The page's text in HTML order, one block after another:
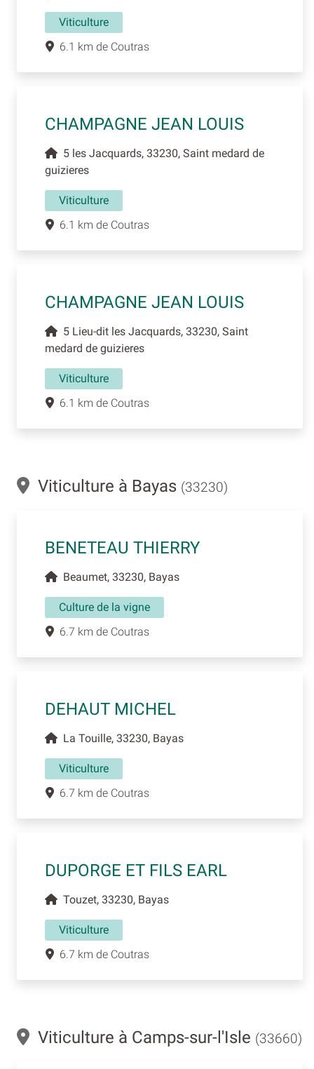
Viticulture
6.1 km de Coutras
CHAMPAGNE JEAN LOUIS
5 les Jacquards, 33230, Saint medard de
guizieres
Viticulture
6.1 km de Coutras
CHAMPAGNE JEAN LOUIS
5 Lieu-dit les Jacquards, 33230, Saint
medard de guizieres
Viticulture
6.1 km de Coutras
Viticulture à Bayas (33230)
BENETEAU THIERRY
Beaumet, 33230, Bayas
Culture de la vigne
6.7 km de Coutras
DEHAUT MICHEL
La Touille, 33230, Bayas
Viticulture
6.7 km de Coutras
DUPORGE ET FILS EARL
Touzet, 33230, Bayas
Viticulture
6.7 km de Coutras
Viticulture à Camps-sur-l'Isle (33660)